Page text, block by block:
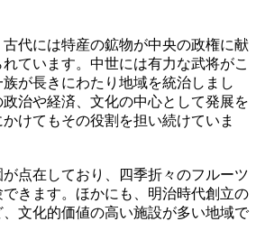
代には特産の鉱物が中央の政権に献
れています。中世には有力な武将がこ
が長きにわたり地域を統治しまし
治や経済、文化の中心として発展を
けてもその役割を担い続けていま
点在しており、四季折々のフルーツ
きます。ほかにも、明治時代創立の
文化的価値の高い施設が多い地域で